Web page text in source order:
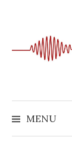
springen
MENU